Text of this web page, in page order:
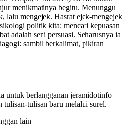
menikmatinya begitu. Menunggu
lalu mengejek. Hasrat ejek-mengejek
politik kita: mencari kepuasan
adalah seni persuasi. Seharusnya ia
sambil berkalimat, pikiran
untuk berlangganan jeramidotinfo
tulisan-tulisan baru melalui surel.
lain